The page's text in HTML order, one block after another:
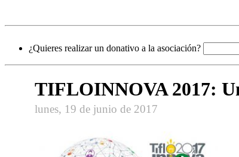
¿Quieres realizar un donativo a la asociación?
TIFLOINNOVA 2017:
lunes, 19 de junio de 2017